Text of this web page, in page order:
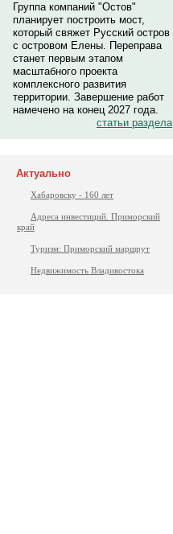
Группа компаний "Остов"
планирует построить мост,
который свяжет Русский остров
с островом Елены. Переправа
станет первым этапом
масштабного проекта
комплексного развития
территории. Завершение работ
намечено на конец 2027 года.
статьи раздела
Актуально
Хабаровску - 160 лет
Адреса инвестиций. Приморский
край
Туризм: Приморский маршрут
Недвижимость Владивостока